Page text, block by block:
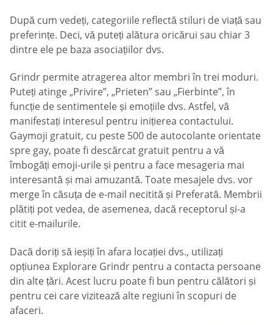
După cum vedeți, categoriile reflectă stiluri de viață sau
preferințe. Deci, vă puteți alătura oricărui sau chiar 3
dintre ele pe baza asociațiilor dvs.
Grindr permite atragerea altor membri în trei moduri.
Puteți atinge „Privire”, „Prieten” sau „Fierbinte”, în
funcție de sentimentele și emoțiile dvs. Astfel, vă
manifestați interesul pentru inițierea contactului.
Gaymoji gratuit, cu peste 500 de autocolante orientate
spre gay, poate fi descărcat gratuit pentru a vă
îmbogăți emoji-urile și pentru a face mesageria mai
interesantă și mai amuzantă. Toate mesajele dvs. vor
merge în căsuța de e-mail necitită și Preferată. Membrii
plătiți pot vedea, de asemenea, dacă receptorul și-a
citit e-mailurile.
Dacă doriți să ieșiți în afara locației dvs., utilizați
opțiunea Explorare Grindr pentru a contacta persoane
din alte țări. Acest lucru poate fi bun pentru călători și
pentru cei care vizitează alte regiuni în scopuri de
afaceri.